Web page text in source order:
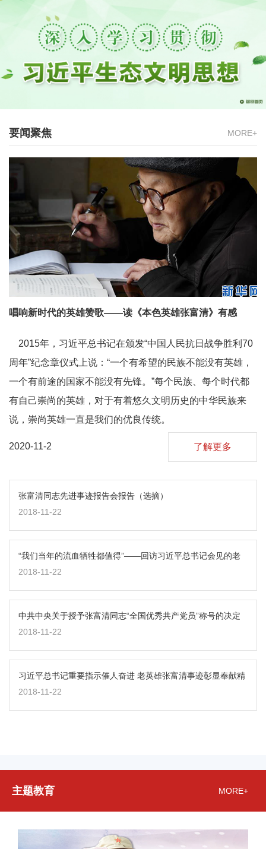
要闻聚焦 MORE+
唱响新时代的英雄赞歌——读《本色英雄张富清》有感
2015年，习近平总书记在颁发“中国人民抗日战争胜利70
周年”纪念章仪式上说：“一个有希望的民族不能没有英雄，
一个有前途的国家不能没有先锋。”每个民族、每个时代都
有自己崇尚的英雄，对于有着悠久文明历史的中华民族来
说，崇尚英雄一直是我们的优良传统。
2020-11-2 了解更多
张富清同志先进事迹报告会报告（选摘）
2018-11-22
“我们当年的流血牺牲都值得”——回访习近平总书记会见的老
英雄张富清
2018-11-22
中共中央关于授予张富清同志“全国优秀共产党员”称号的决定
2018-11-22
习近平总书记重要指示催人奋进 老英雄张富清事迹彰显奉献精
神
2018-11-22
主题教育 MORE+